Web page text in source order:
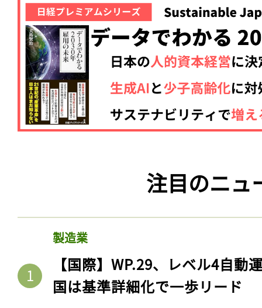
注目のニュ
製造業
【国際】WP.29、レベル4自動
国は基準詳細化で一歩リード